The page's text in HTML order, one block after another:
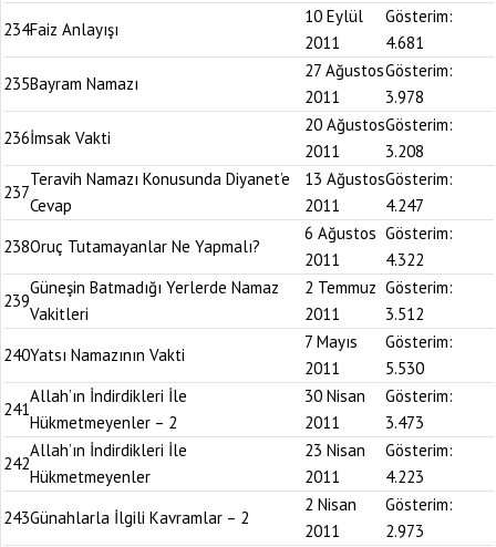
234Faiz Anlayışı
10 Eylül
2011
Gösterim:
4.681
235Bayram Namazı
27 Ağustos
2011
Gösterim:
3.978
236İmsak Vakti
20 Ağustos
2011
Gösterim:
3.208
237
Teravih Namazı Konusunda Diyanet’e
Cevap
13 Ağustos
2011
Gösterim:
4.247
238Oruç Tutamayanlar Ne Yapmalı?
6 Ağustos
2011
Gösterim:
4.322
239
Güneşin Batmadığı Yerlerde Namaz
Vakitleri
2 Temmuz
2011
Gösterim:
3.512
240Yatsı Namazının Vakti
7 Mayıs
2011
Gösterim:
5.530
241
Allah’ın İndirdikleri İle
Hükmetmeyenler – 2
30 Nisan
2011
Gösterim:
3.473
242
Allah’ın İndirdikleri İle
Hükmetmeyenler
23 Nisan
2011
Gösterim:
4.223
243Günahlarla İlgili Kavramlar – 2
2 Nisan
2011
Gösterim:
2.973